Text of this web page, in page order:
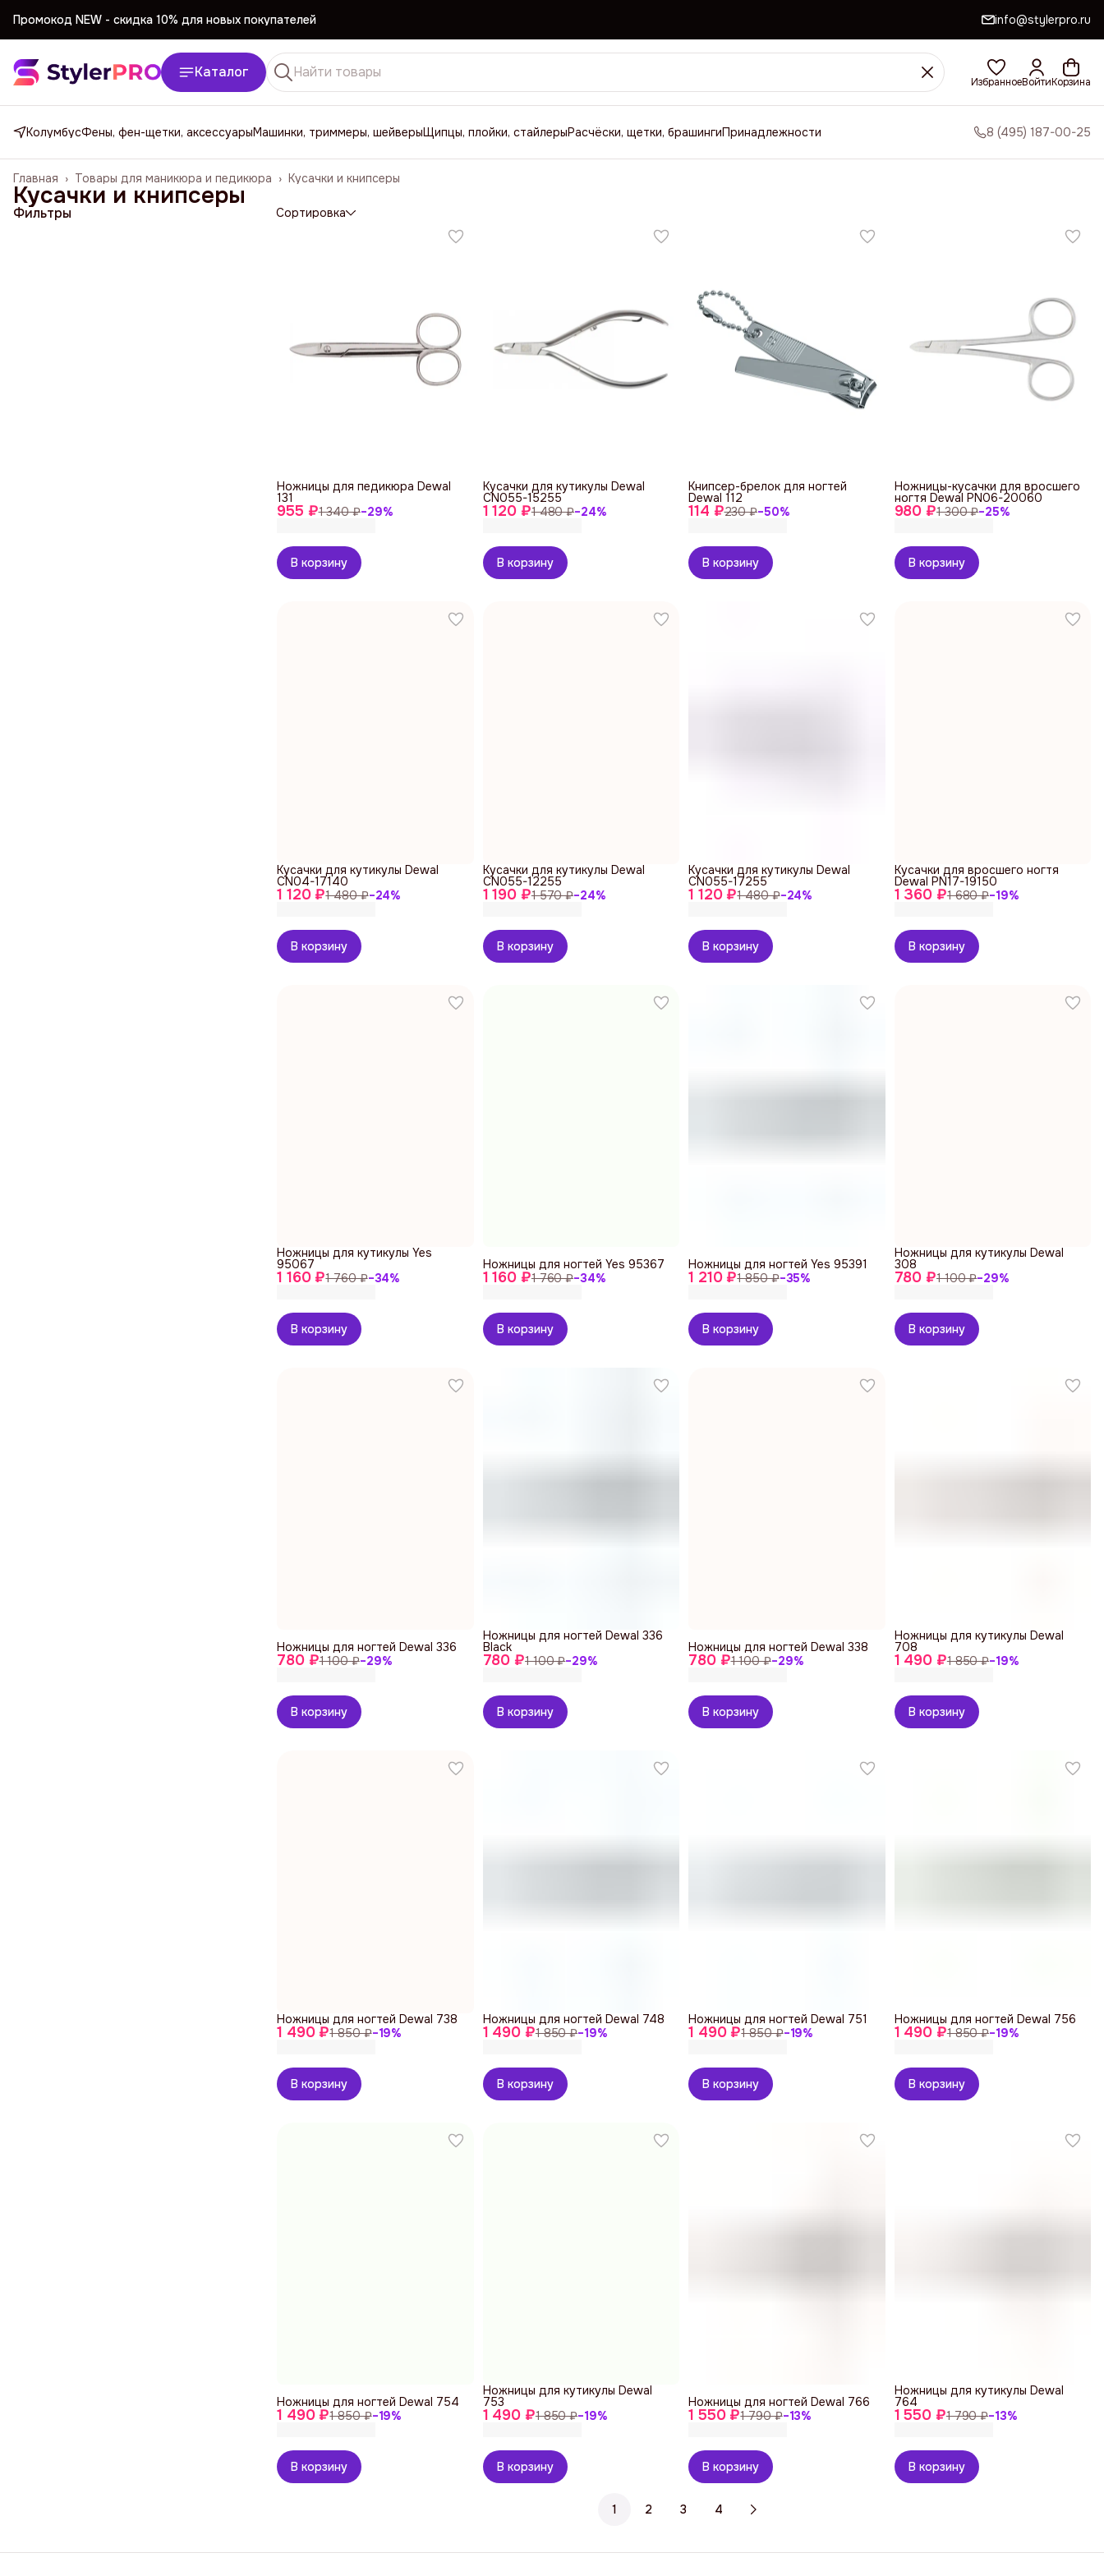
Промокод NEW - cкидка 10% для новых покупателей info@stylerpro.ru
Каталог
ИзбранноеВойтиКорзина
КолумбусФены, фен-щетки, аксессуарыМашинки, триммеры, шейверыЩипцы, плойки, стайлерыРасчёски, щетки, брашингиПринадлежности 8 (495) 187-00-25
Кусачки и книпсеры
Товары для маникюра и педикюра ›
Главная ›
Кусачки и книпсеры
Фильтры Сортировка
955 ₽1 340 ₽−29%
Ножницы для педикюра Dewal
131
В корзину
1 120 ₽1 480 ₽−24%
Кусачки для кутикулы Dewal
CN055-15255
В корзину
114 ₽230 ₽−50%
Книпсер-брелок для ногтей
Dewal 112
В корзину
980 ₽1 300 ₽−25%
Ножницы-кусачки для вросшего
ногтя Dewal PN06-20060
В корзину
1 120 ₽1 480 ₽−24%
Кусачки для кутикулы Dewal
CN04-17140
В корзину
1 190 ₽1 570 ₽−24%
Кусачки для кутикулы Dewal
CN055-12255
В корзину
1 120 ₽1 480 ₽−24%
Кусачки для кутикулы Dewal
CN055-17255
В корзину
1 360 ₽1 680 ₽−19%
Кусачки для вросшего ногтя
Dewal PN17-19150
В корзину
1 160 ₽1 760 ₽−34%
Ножницы для кутикулы Yes
95067
В корзину
1 160 ₽1 760 ₽−34%
Ножницы для ногтей Yes 95367
В корзину
1 210 ₽1 850 ₽−35%
Ножницы для ногтей Yes 95391
В корзину
780 ₽1 100 ₽−29%
Ножницы для кутикулы Dewal
308
В корзину
780 ₽1 100 ₽−29%
Ножницы для ногтей Dewal 336
В корзину
780 ₽1 100 ₽−29%
Ножницы для ногтей Dewal 336
Black
В корзину
780 ₽1 100 ₽−29%
Ножницы для ногтей Dewal 338
В корзину
1 490 ₽1 850 ₽−19%
Ножницы для кутикулы Dewal
708
В корзину
1 490 ₽1 850 ₽−19%
Ножницы для ногтей Dewal 738
В корзину
1 490 ₽1 850 ₽−19%
Ножницы для ногтей Dewal 748
В корзину
1 490 ₽1 850 ₽−19%
Ножницы для ногтей Dewal 751
В корзину
1 490 ₽1 850 ₽−19%
Ножницы для ногтей Dewal 756
В корзину
1 490 ₽1 850 ₽−19%
Ножницы для ногтей Dewal 754
В корзину
1 490 ₽1 850 ₽−19%
Ножницы для кутикулы Dewal
753
В корзину
1 550 ₽1 790 ₽−13%
Ножницы для ногтей Dewal 766
В корзину
1 550 ₽1 790 ₽−13%
Ножницы для кутикулы Dewal
764
В корзину
1 2 3 4